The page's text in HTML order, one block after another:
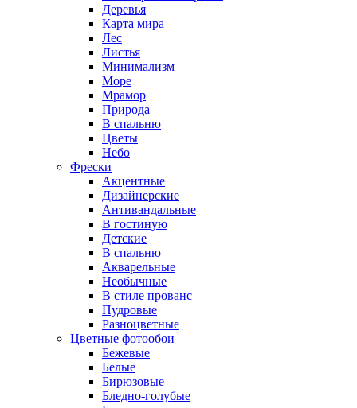
Деревья
Карта мира
Лес
Листья
Минимализм
Море
Мрамор
Природа
В спальню
Цветы
Небо
Фрески
Акцентные
Дизайнерские
Антивандальные
В гостиную
Детские
В спальню
Акварельные
Необычные
В стиле прованс
Пудровые
Разноцветные
Цветные фотообои
Бежевые
Белые
Бирюзовые
Бледно-голубые